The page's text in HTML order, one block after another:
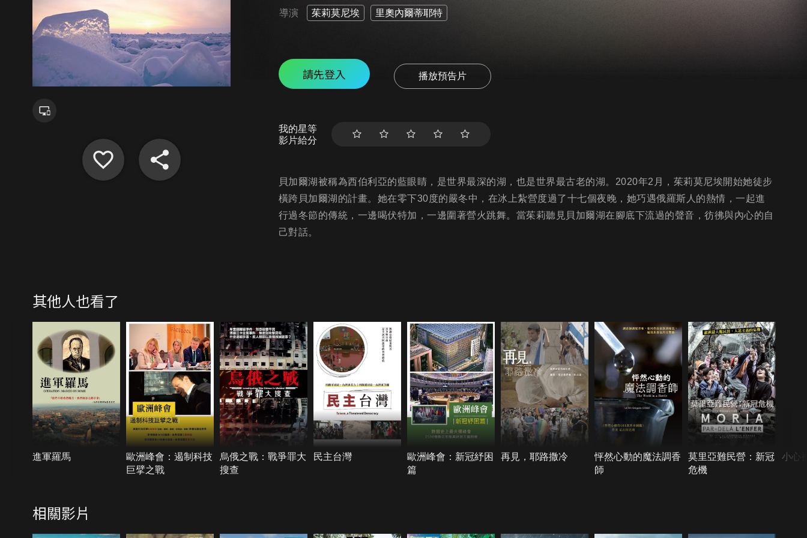
導演 茱莉莫尼埃 里奧內爾蒂耶特
請先登入 播放預告片
我的星等
影片給分
貝加爾湖被稱為西伯利亞的藍眼睛，是世界最深的湖，也是世界最古老的湖。2020年2月，茱莉莫尼埃開始她徒步
橫跨貝加爾湖的計畫。她在零下30度的嚴冬中，在冰上紮營度過了十七個夜晚，她巧遇俄羅斯人的熱情，一起進
行過冬節的傳統，一邊喝伏特加，一邊圍著營火跳舞。當茱莉聽見貝加爾湖在腳底下流過的聲音，彷彿與內心的自
己對話。
其他人也看了
進軍羅馬
歐洲峰會：遏制科技
巨擘之戰
烏俄之戰：戰爭罪大
搜查
民主台灣
歐洲峰會：新冠紓困
篇
再見，耶路撒冷
怦然心動的魔法調香
師
莫里亞難民營：新冠
危機
小心
相關影片